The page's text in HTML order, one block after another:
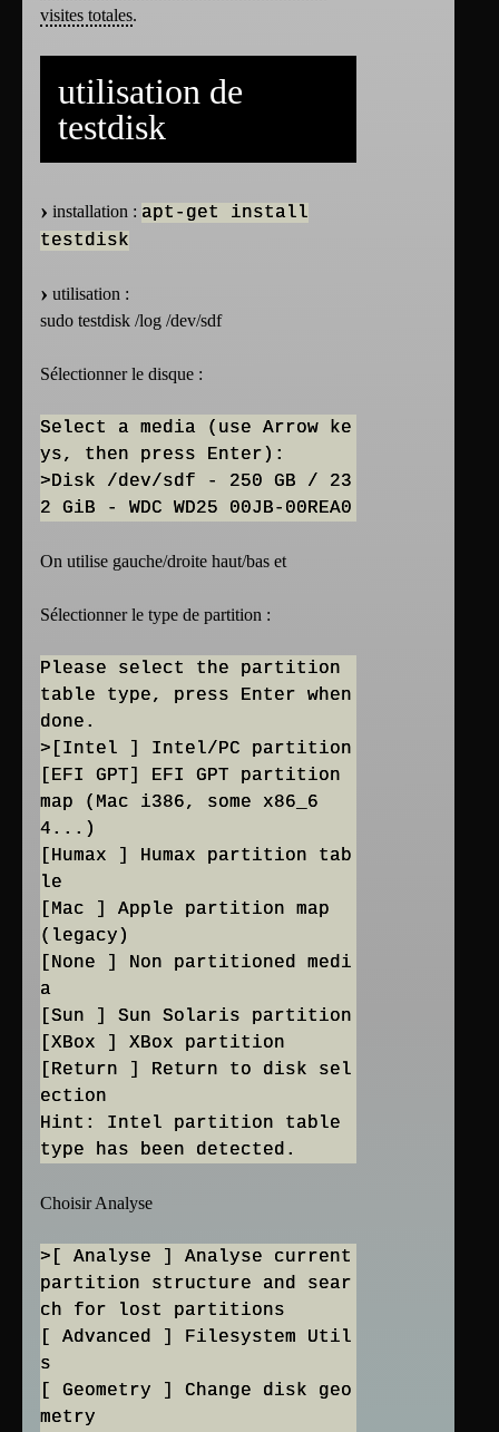
visites totales.
utilisation de
testdisk
installation : apt-get install
testdisk
utilisation :
sudo testdisk /log /dev/sdf
Sélectionner le disque :
Select a media (use Arrow ke
ys, then press Enter):
>Disk /dev/sdf - 250 GB / 23
On utilise gauche/droite haut/bas et
Sélectionner le type de partition :
Please select the partition
table type, press Enter when
done.
>[Intel ] Intel/PC partition
[EFI GPT] EFI GPT partition
map (Mac i386, some x86_6
4...)
[Humax ] Humax partition tab
le
[Mac ] Apple partition map
(legacy)
[None ] Non partitioned medi
a
[Sun ] Sun Solaris partition
[XBox ] XBox partition
[Return ] Return to disk sel
ection
Hint: Intel partition table
Choisir Analyse
>[ Analyse ] Analyse current
partition structure and sear
ch for lost partitions
[ Advanced ] Filesystem Util
s
[ Geometry ] Change disk geo
metry